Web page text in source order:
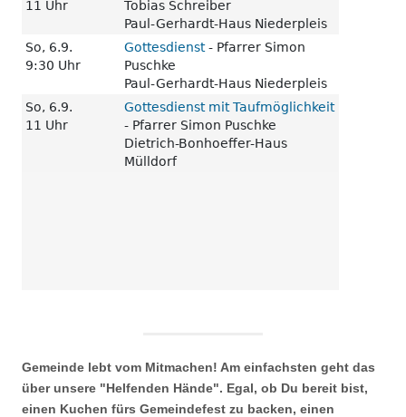
Gemeinde lebt vom Mitmachen! Am einfachsten geht das
über unsere "Helfenden Hände". Egal, ob Du bereit bist,
einen Kuchen fürs Gemeindefest zu backen, einen